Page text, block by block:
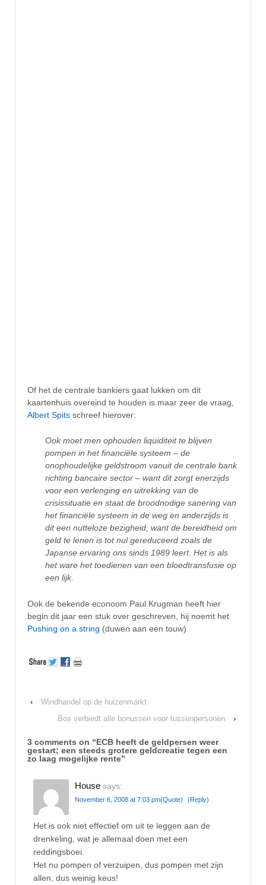
Of het de centrale bankiers gaat lukken om dit
kaartenhuis overeind te houden is maar zeer de vraag,
Albert Spits schreef hierover:
Ook moet men ophouden liquiditeit te blijven
pompen in het financiële systeem – de
onophoudelijke geldstroom vanuit de centrale bank
richting bancaire sector – want dit zorgt enerzijds
voor een verlenging en uitrekking van de
crisissituatie en staat de broodnodige sanering van
het financiële systeem in de weg en anderzijds is
dit een nutteloze bezigheid, want de bereidheid om
geld te lenen is tot nul gereduceerd zoals de
Japanse ervaring ons sinds 1989 leert. Het is als
het ware het toedienen van een bloedtransfusie op
een lijk.
Ook de bekende econoom Paul Krugman heeft hier
begin dit jaar een stuk over geschreven, hij noemt het
Pushing on a string (duwen aan een touw)
‹
Windhandel op de huizenmarkt
Bos verbiedt alle bonussen voor tussenpersonen
›
3 comments on “ECB heeft de geldpersen weer
gestart; een steeds grotere geldcreatie tegen een
zo laag mogelijke rente”
House says:
November 6, 2008 at 7:03 pm(Quote) (Reply)
Het is ook niet effectief om uit te leggen aan de
drenkeling, wat je allemaal doen met een
reddingsboei.
Het nu pompen of verzuipen, dus pompen met zijn
allen, dus weinig keus!